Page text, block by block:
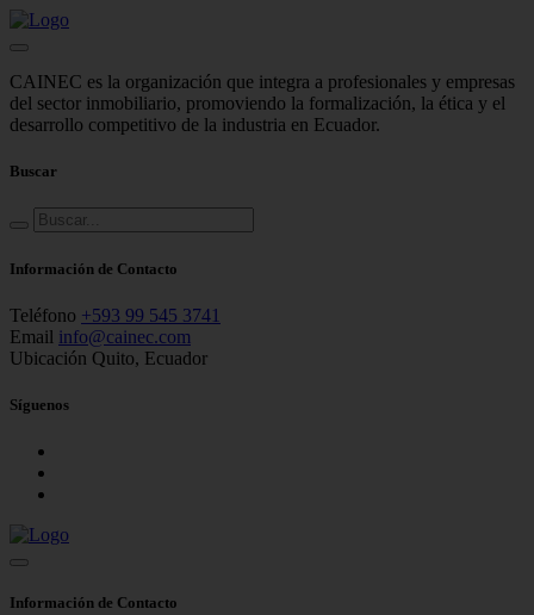
CAINEC es la organización que integra a profesionales y empresas
del sector inmobiliario, promoviendo la formalización, la ética y el
desarrollo competitivo de la industria en Ecuador.
Buscar
Información de Contacto
Teléfono +593 99 545 3741
Email info@cainec.com
Ubicación Quito, Ecuador
Síguenos
Información de Contacto